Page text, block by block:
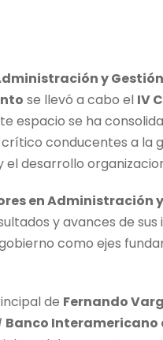
y
se llevó a cabo el IV
espacio se ha
conducentes a la
desarrollo
en Administración
y avances de
como ejes
de Fernando
Banco Interamericano